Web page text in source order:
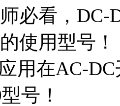
必看，DC-
使用型号！
用在AC-
号！